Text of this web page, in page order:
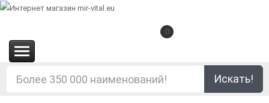
0
Искать!